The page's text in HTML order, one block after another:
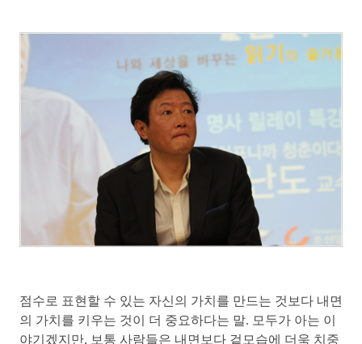
점수로 표현할 수 있는 자신의 가치를 만드는 것보다 내면
의 가치를 키우는 것이 더 중요하다는 말. 모두가 아는 이
야기겠지만, 보통 사람들은 내면보다 겉모습에 더욱 치중